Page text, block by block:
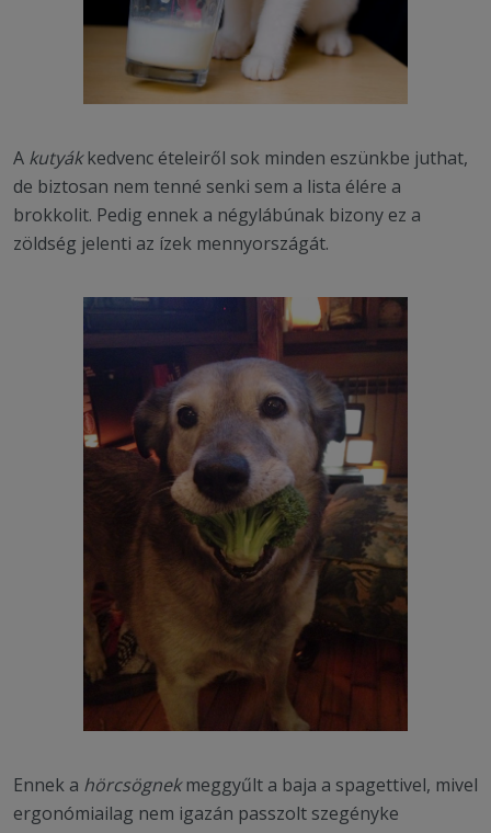
A kutyákkedvenc ételeiről sok minden eszünkbe juthat,
de biztosan nem tenné senki sem a lista élére a
brokkolit. Pedig ennek a négylábúnak bizony ez a
zöldség jelenti az ízek mennyországát.
Ennek a hörcsögnekmeggyűlt a baja a spagettivel, mivel
ergonómiailag nem igazán passzolt szegényke